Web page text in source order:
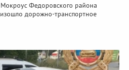
Федоровского района
дорожно-транспортное